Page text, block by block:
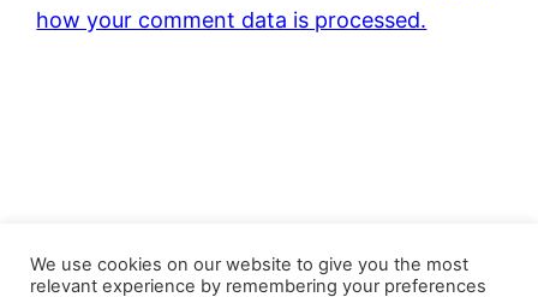
how your comment data is processed.
We use cookies on our website to give you the most
relevant experience by remembering your preferences